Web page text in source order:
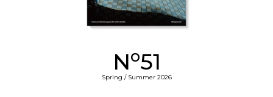
No51
Spring / Summer 2026